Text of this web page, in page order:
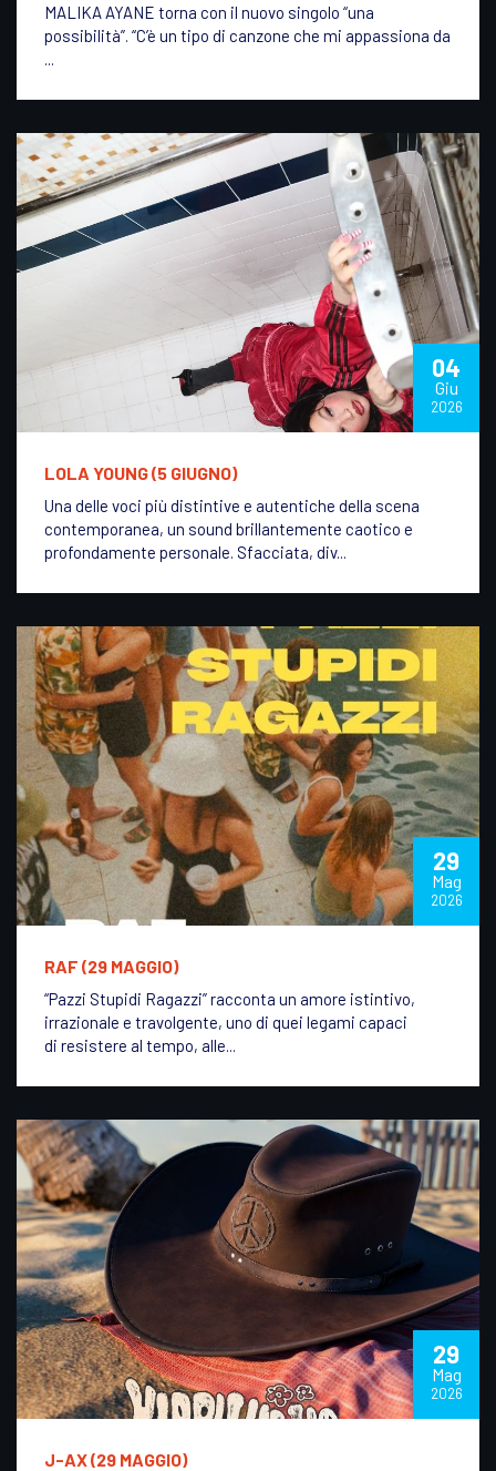
MALIKA AYANE torna con il nuovo singolo “una
possibilità”. “C’è un tipo di canzone che mi appassiona da
04
Giu
2026
LOLA YOUNG (5 GIUGNO)
Una delle voci più distintive e autentiche della scena
contemporanea, un sound brillantemente caotico e
profondamente personale. Sfacciata, div...
29
Mag
2026
RAF (29 MAGGIO)
“Pazzi Stupidi Ragazzi” racconta un amore istintivo,
irrazionale e travolgente, uno di quei legami capaci
di resistere al tempo, alle...
29
Mag
2026
J-AX (29 MAGGIO)